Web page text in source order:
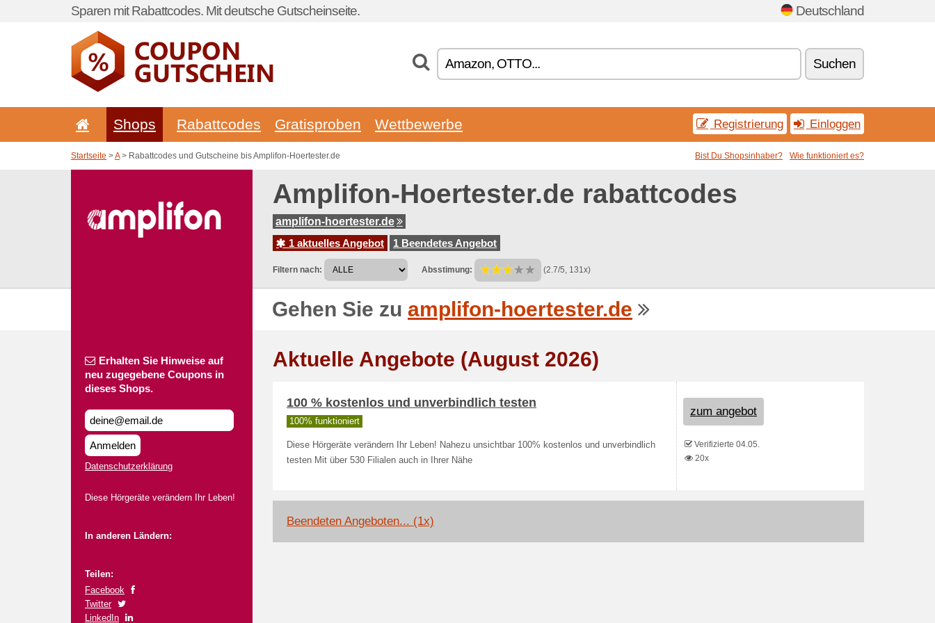
Sparen mit Rabattcodes. Mit deutsche Gutscheinseite. Deutschland
Suchen
Shops Rabattcodes Gratisproben Wettbewerbe Registrierung Einloggen
Startseite >A> Rabattcodes und Gutscheine bis Amplifon-Hoertester.de Bist Du Shopsinhaber? Wie funktioniert es?
Amplifon-Hoertester.de rabattcodes
amplifon-hoertester.de
1 aktuelles Angebot
1 Beendetes Angebot
Filtern nach: Absstimung: (2.7/5, 131x)
Gehen Sie zu amplifon-hoertester.de
Erhalten Sie Hinweise auf
neu zugegebene Coupons in
dieses Shops.
Anmelden
Datenschutzerklärung
Diese Hörgeräte verändern Ihr Leben!
In anderen Ländern:
Teilen:
Facebook
Twitter
LinkedIn
Aktuelle Angebote (August 2026)
100 % kostenlos und unverbindlich testen
100% funktioniert
Diese Hörgeräte verändern Ihr Leben! Nahezu unsichtbar 100% kostenlos und unverbindlich
testen Mit über 530 Filialen auch in Ihrer Nähe
zum angebot
Verifizierte 04.05.
20x
Beendeten Angeboten... (1x)